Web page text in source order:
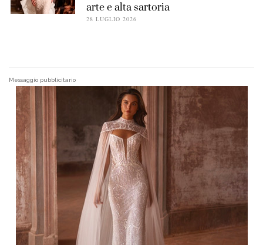
arte e alta sartoria
28 LUGLIO 2026
Messaggio pubblicitario